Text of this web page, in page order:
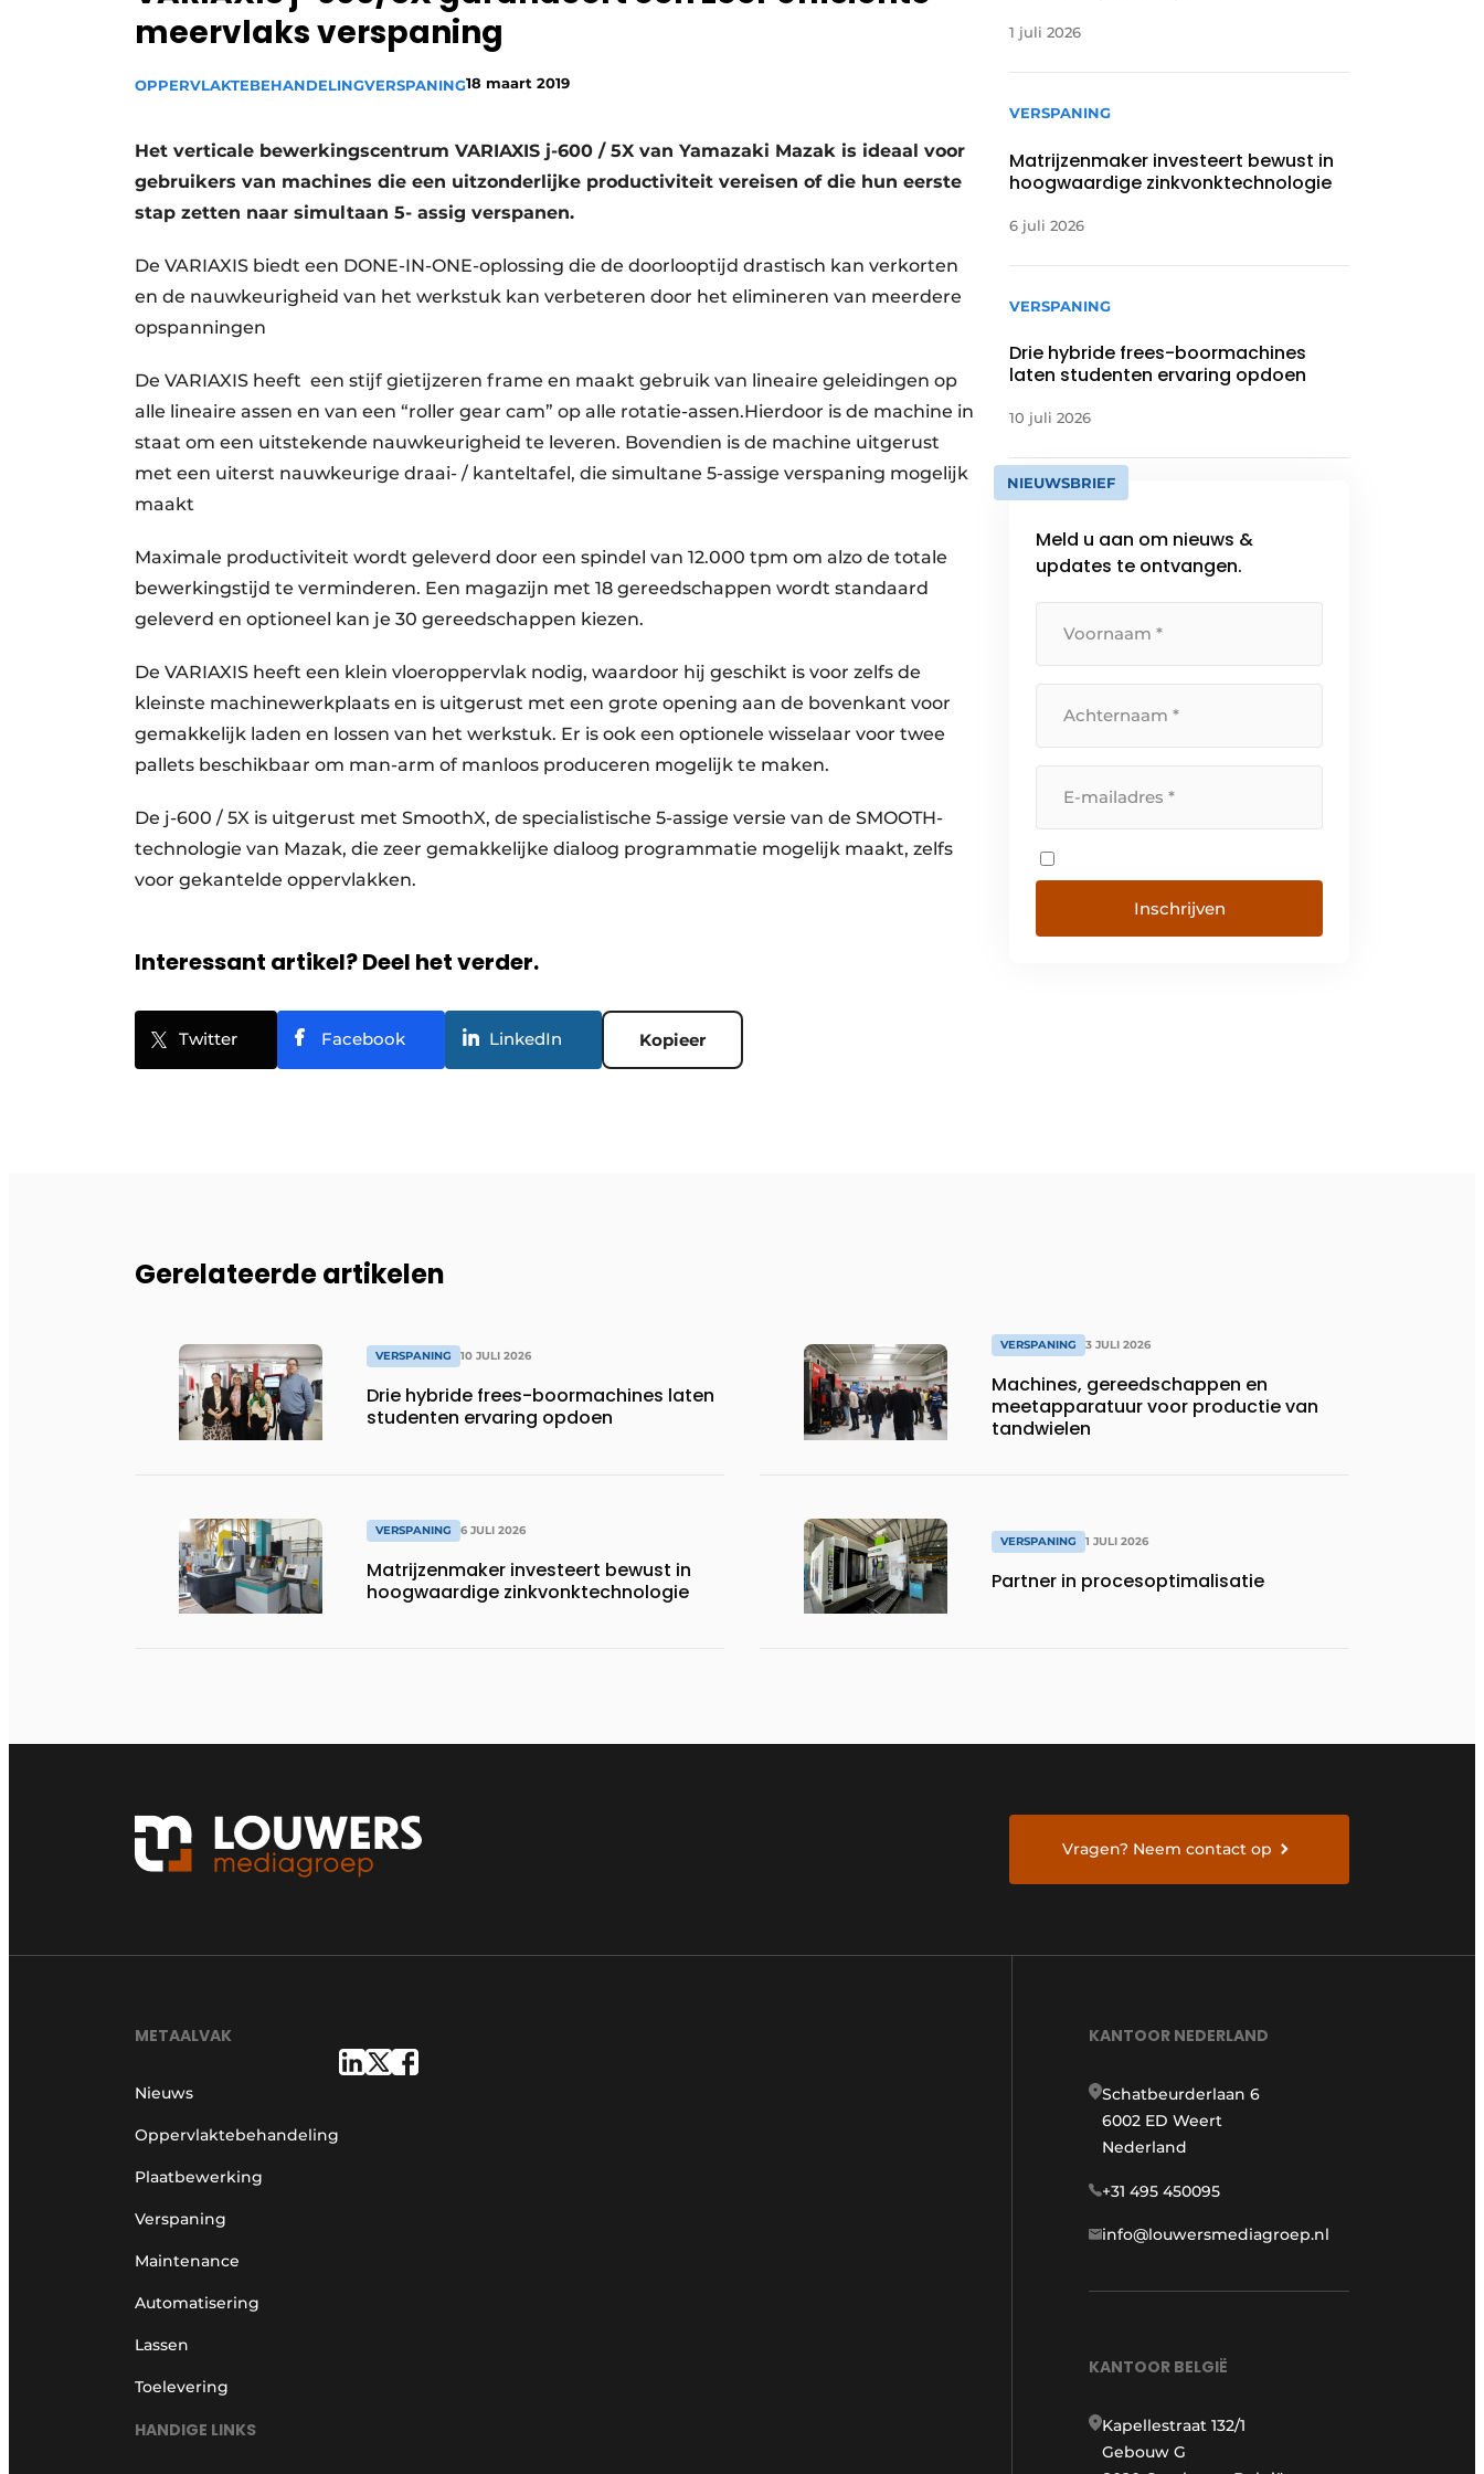
Vacature aanmelden
meervlaks verspaning
OPPERVLAKTEBEHANDELINGVERSPANING18 maart 2019
Het verticale bewerkingscentrum VARIAXIS j-600 / 5X van Yamazaki Mazak is ideaal voor
gebruikers van machines die een uitzonderlijke productiviteit vereisen of die hun eerste
stap zetten naar simultaan 5- assig verspanen.
De VARIAXIS biedt een DONE-IN-ONE-oplossing die de doorlooptijd drastisch kan verkorten
en de nauwkeurigheid van het werkstuk kan verbeteren door het elimineren van meerdere
opspanningen
De VARIAXIS heeft een stijf gietijzeren frame en maakt gebruik van lineaire geleidingen op
alle lineaire assen en van een “roller gear cam” op alle rotatie-assen.Hierdoor is de machine in
staat om een uitstekende nauwkeurigheid te leveren. Bovendien is de machine uitgerust
met een uiterst nauwkeurige draai- / kanteltafel, die simultane 5-assige verspaning mogelijk
maakt
Maximale productiviteit wordt geleverd door een spindel van 12.000 tpm om alzo de totale
bewerkingstijd te verminderen. Een magazijn met 18 gereedschappen wordt standaard
geleverd en optioneel kan je 30 gereedschappen kiezen.
De VARIAXIS heeft een klein vloeroppervlak nodig, waardoor hij geschikt is voor zelfs de
kleinste machinewerkplaats en is uitgerust met een grote opening aan de bovenkant voor
gemakkelijk laden en lossen van het werkstuk. Er is ook een optionele wisselaar voor twee
pallets beschikbaar om man-arm of manloos produceren mogelijk te maken.
De j-600 / 5X is uitgerust met SmoothX, de specialistische 5-assige versie van de SMOOTH-
technologie van Mazak, die zeer gemakkelijke dialoog programmatie mogelijk maakt, zelfs
voor gekantelde oppervlakken.
Interessant artikel? Deel het verder.
Twitter Facebook LinkedIn Kopieer
1 juli 2026
VERSPANING
Matrijzenmaker investeert bewust in
hoogwaardige zinkvonktechnologie
6 juli 2026
VERSPANING
Drie hybride frees-boormachines
laten studenten ervaring opdoen
10 juli 2026
NIEUWSBRIEF
Meld u aan om nieuws &
updates te ontvangen.
Gerelateerde artikelen
VERSPANING 10 JULI 2026
Drie hybride frees-boormachines laten
studenten ervaring opdoen
VERSPANING 6 JULI 2026
Matrijzenmaker investeert bewust in
hoogwaardige zinkvonktechnologie
VERSPANING 3 JULI 2026
Machines, gereedschappen en
meetapparatuur voor productie van
tandwielen
VERSPANING 1 JULI 2026
Partner in procesoptimalisatie
Vragen? Neem contact op
METAALVAK
Nieuws
Oppervlaktebehandeling
Plaatbewerking
Verspaning
Maintenance
Automatisering
Lassen
Toelevering
HANDIGE LINKS
KANTOOR NEDERLAND
Schatbeurderlaan 6
6002 ED Weert
Nederland
+31 495 450095
info@louwersmediagroep.nl
KANTOOR BELGIË
Kapellestraat 132/1
Gebouw G